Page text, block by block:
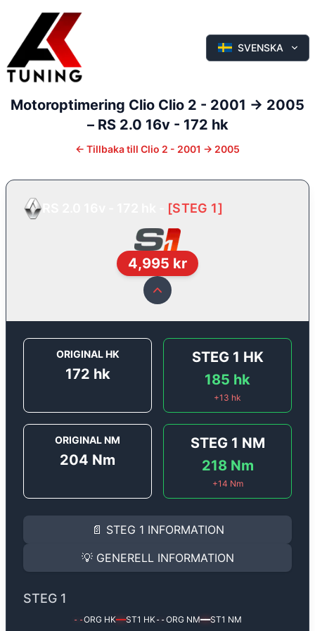
SVENSKA
Motoroptimering Clio Clio 2 - 2001 -> 2005
– RS 2.0 16v - 172 hk
← Tillbaka till Clio 2 - 2001 -> 2005
[STEG 1]
4,995 kr
ORIGINAL HK
172 hk
STEG 1 HK
185 hk
+13 hk
ORIGINAL NM
204 Nm
STEG 1 NM
218 Nm
+14 Nm
📄 STEG 1 INFORMATION
INFORMATION
Steg 1
Renault Clio RS 2.0 16v -
Effekten ökar från172 hktill185 hkoch
(+13 hk & +14 Nm).
Ger mer effekt, högre vridmoment, lägre
Steg 1 mjukvara justerar vi ett antal
💡 GENERELL INFORMATION
✅ All mjukvara är skräddarsydd för din bil
✅ Felsökning inann samt efter optimering
STEG 1
--ORG HK━━ST1 HK--ORG NM━━ST1 NM